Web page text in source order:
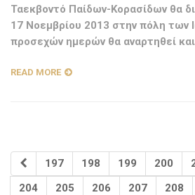
Ταεκβοντό Παίδων-Κορασίδων θα
17 Νοεμβρίου 2013 στην πόλη των
προσεχών ημερών θα αναρτηθεί και
READ MORE
197 198 199 200
204
205 206 207 208